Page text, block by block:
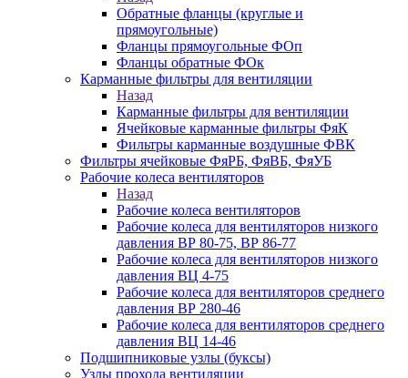
Обратные фланцы (круглые и
прямоугольные)
Фланцы прямоугольные ФОп
Фланцы обратные ФОк
Карманные фильтры для вентиляции
Назад
Карманные фильтры для вентиляции
Ячейковые карманные фильтры ФяК
Фильтры карманные воздушные ФВК
Фильтры ячейковые ФяРБ, ФяВБ, ФяУБ
Рабочие колеса вентиляторов
Назад
Рабочие колеса вентиляторов
Рабочие колеса для вентиляторов низкого
давления ВР 80-75, ВР 86-77
Рабочие колеса для вентиляторов низкого
давления ВЦ 4-75
Рабочие колеса для вентиляторов среднего
давления ВР 280-46
Рабочие колеса для вентиляторов среднего
давления ВЦ 14-46
Подшипниковые узлы (буксы)
Узлы прохода вентиляции